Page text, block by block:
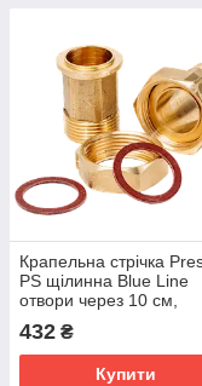
Крапельна стрічка
PS щілинна Blue Line
отвори через 10 см,
витрата води 2,2 л/год,
довжина 500 м (BL-10-
500)
432 ₴
Купити